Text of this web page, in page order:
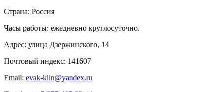
Страна: Россия
Часы работы: ежедневно круглосуточно.
Адрес: улица Дзержинского, 14
Почтовый индекс: 141607
Email: evak-klin@yandex.ru